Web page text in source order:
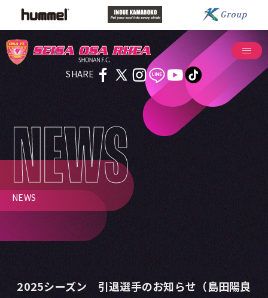
SHARE
NEWS
NEWS
2025シーズン 引退選手のお知らせ（島田陽良